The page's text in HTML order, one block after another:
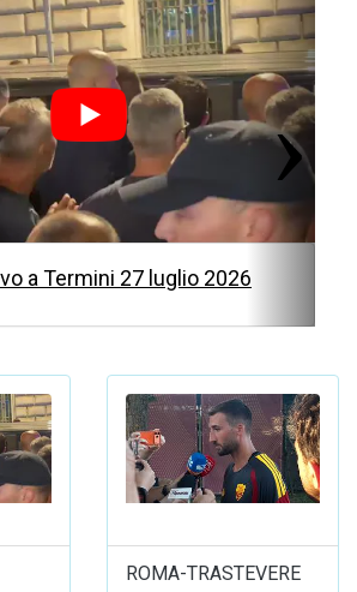
a Termini 27 luglio 2026
x
t
ROMA-TRASTEVERE